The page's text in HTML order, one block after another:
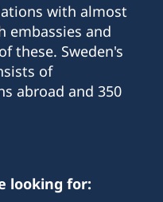
with almost
embassies and
these. Sweden's
of
abroad and 350
looking for: